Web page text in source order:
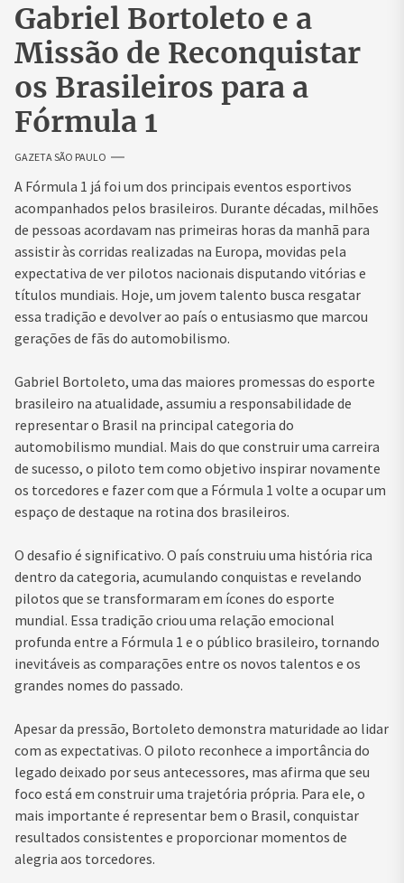
Gabriel Bortoleto e a
Missão de Reconquistar
os Brasileiros para a
Fórmula 1
GAZETA SÃO PAULO
A Fórmula 1 já foi um dos principais eventos esportivos
acompanhados pelos brasileiros. Durante décadas, milhões
de pessoas acordavam nas primeiras horas da manhã para
assistir às corridas realizadas na Europa, movidas pela
expectativa de ver pilotos nacionais disputando vitórias e
títulos mundiais. Hoje, um jovem talento busca resgatar
essa tradição e devolver ao país o entusiasmo que marcou
gerações de fãs do automobilismo.
Gabriel Bortoleto, uma das maiores promessas do esporte
brasileiro na atualidade, assumiu a responsabilidade de
representar o Brasil na principal categoria do
automobilismo mundial. Mais do que construir uma carreira
de sucesso, o piloto tem como objetivo inspirar novamente
os torcedores e fazer com que a Fórmula 1 volte a ocupar um
espaço de destaque na rotina dos brasileiros.
O desafio é significativo. O país construiu uma história rica
dentro da categoria, acumulando conquistas e revelando
pilotos que se transformaram em ícones do esporte
mundial. Essa tradição criou uma relação emocional
profunda entre a Fórmula 1 e o público brasileiro, tornando
inevitáveis as comparações entre os novos talentos e os
grandes nomes do passado.
Apesar da pressão, Bortoleto demonstra maturidade ao lidar
com as expectativas. O piloto reconhece a importância do
legado deixado por seus antecessores, mas afirma que seu
foco está em construir uma trajetória própria. Para ele, o
mais importante é representar bem o Brasil, conquistar
resultados consistentes e proporcionar momentos de
alegria aos torcedores.